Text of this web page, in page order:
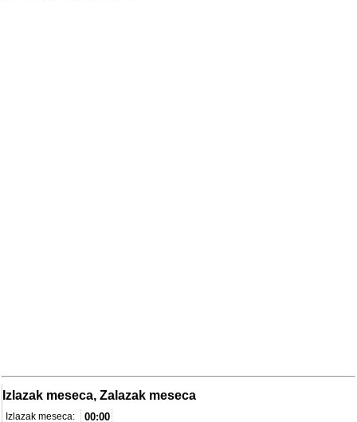
Izlazak meseca, Zalazak meseca
Izlazak meseca: 00:00